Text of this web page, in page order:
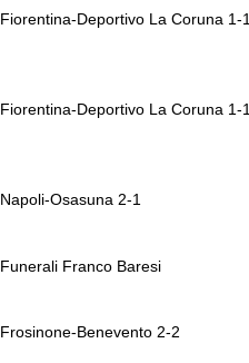
Fiorentina-Deportivo La Coruna 1-1
Fiorentina-Deportivo La Coruna 1-1
Napoli-Osasuna 2-1
Funerali Franco Baresi
Frosinone-Benevento 2-2